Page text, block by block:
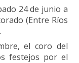
24 de junio a
(Entre Ríos
el coro del
festejos por el